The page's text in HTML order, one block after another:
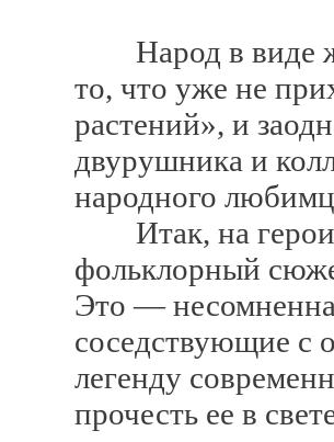
Народ в виде
то, что уже не
растений», и
двурушника и
народного
Итак, на
фольклорный
Это —
соседствующие с
легенду
прочесть ее в